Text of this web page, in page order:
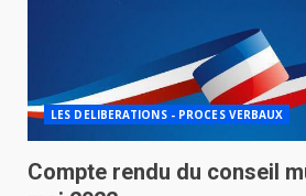
LES DELIBERATIONS - PROCES VERBAUX
Compte rendu du conseil